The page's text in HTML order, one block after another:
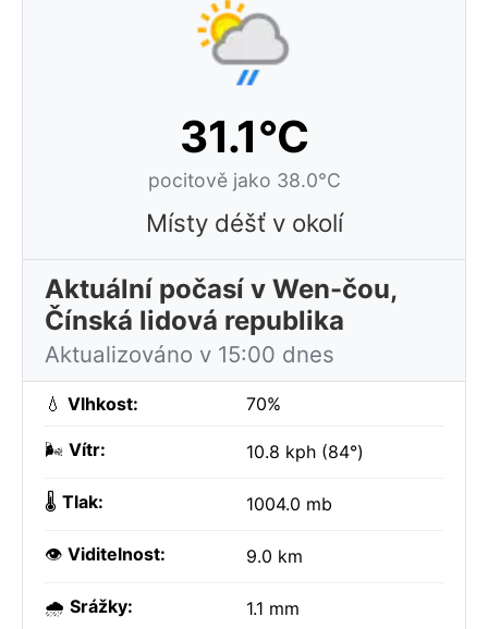
31.1°C
pocitově jako 38.0°C
Místy déšť v okolí
Aktuální počasí v Wen-čou,
Čínská lidová republika
Aktualizováno v 15:00 dnes
💧 Vlhkost: 70%
🌬️ Vítr: 10.8 kph (84°)
🌡️ Tlak: 1004.0 mb
👁️ Viditelnost: 9.0 km
🌧️ Srážky: 1.1 mm